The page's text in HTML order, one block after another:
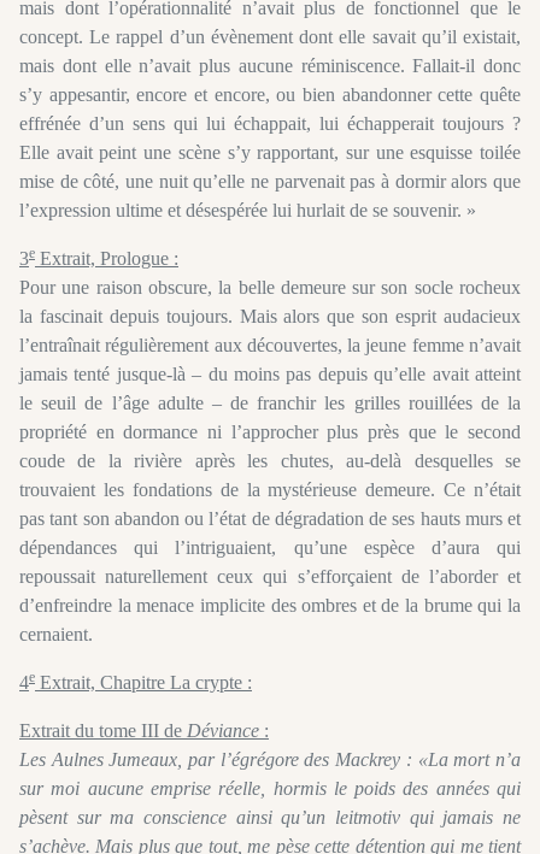
mais dont l’opérationnalité n’avait plus de fonctionnel que le
concept. Le rappel d’un évènement dont elle savait qu’il existait,
mais dont elle n’avait plus aucune réminiscence. Fallait-il donc
s’y appesantir, encore et encore, ou bien abandonner cette quête
effrénée d’un sens qui lui échappait, lui échapperait toujours ?
Elle avait peint une scène s’y rapportant, sur une esquisse toilée
mise de côté, une nuit qu’elle ne parvenait pas à dormir alors que
l’expression ultime et désespérée lui hurlait de se souvenir. »
3e Extrait, Prologue :
Pour une raison obscure, la belle demeure sur son socle rocheux
la fascinait depuis toujours. Mais alors que son esprit audacieux
l’entraînait régulièrement aux découvertes, la jeune femme n’avait
jamais tenté jusque-là – du moins pas depuis qu’elle avait atteint
le seuil de l’âge adulte – de franchir les grilles rouillées de la
propriété en dormance ni l’approcher plus près que le second
coude de la rivière après les chutes, au-delà desquelles se
trouvaient les fondations de la mystérieuse demeure. Ce n’était
pas tant son abandon ou l’état de dégradation de ses hauts murs et
dépendances qui l’intriguaient, qu’une espèce d’aura qui
repoussait naturellement ceux qui s’efforçaient de l’aborder et
d’enfreindre la menace implicite des ombres et de la brume qui la
cernaient.
4e Extrait, Chapitre La crypte :
Extrait du tome III de Déviance :
Les Aulnes Jumeaux, par l’égrégore des Mackrey : «La mort n’a
sur moi aucune emprise réelle, hormis le poids des années qui
pèsent sur ma conscience ainsi qu’un leitmotiv qui jamais ne
s’achève. Mais plus que tout, me pèse cette détention qui me tient